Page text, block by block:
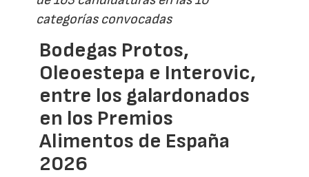
categorías convocadas
Bodegas Protos,
Oleoestepa e Interovic,
entre los galardonados
en los Premios
Alimentos de España
2026